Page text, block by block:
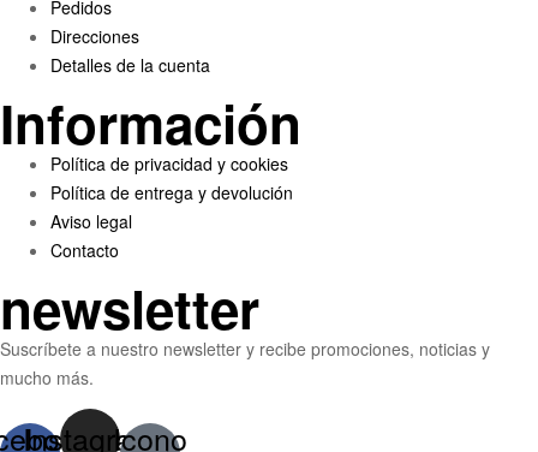
Pedidos
Direcciones
Detalles de la cuenta
Información
Menú
Política de privacidad y cookies
Política de entrega y devolución
Aviso legal
Contacto
newsletter
Suscríbete a nuestro newsletter y recibe promociones, noticias y
mucho más.
Instagram
Icono